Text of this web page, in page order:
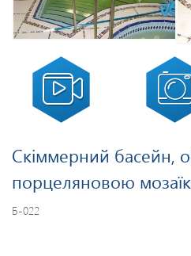
Скіммерний басейн,
порцеляновою
Б-022